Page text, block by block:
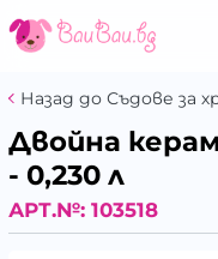
Назад до Съдове за
Двойна
- 0,230 л
АРТ.№: 103518